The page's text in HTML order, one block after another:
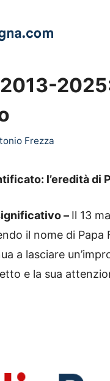
Frezza
l’eredità di
– Il 13
il nome di
a lasciare
e la sua